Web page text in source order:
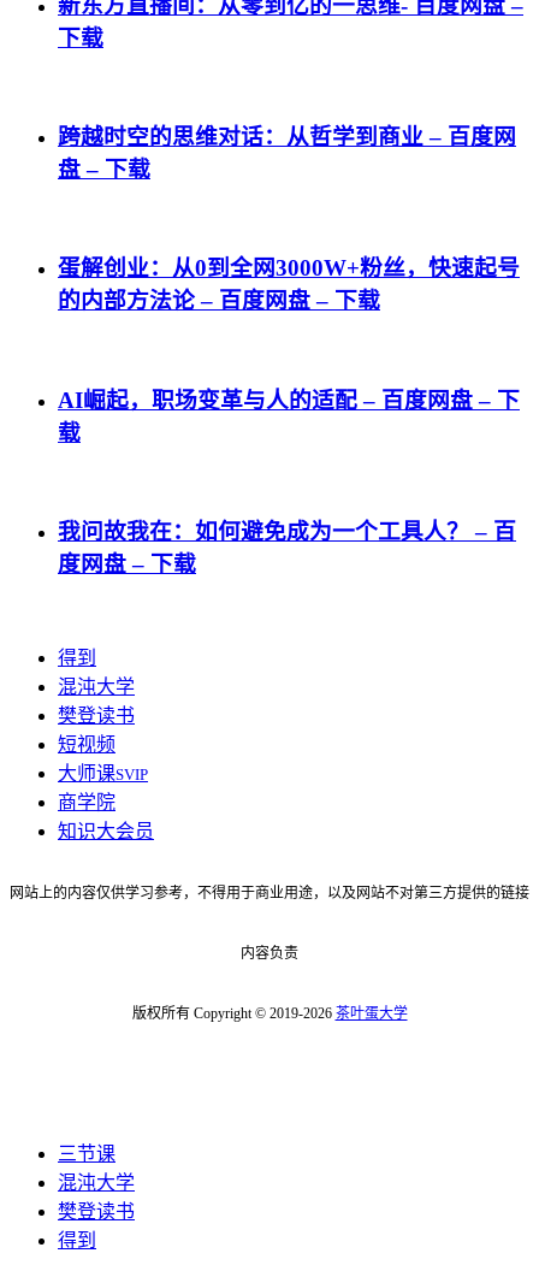
下载
跨越时空的思维对话：从哲学到商业 – 百度网
盘 – 下载
蛋解创业：从0到全网3000W+粉丝，快速起号
的内部方法论 – 百度网盘 – 下载
AI崛起，职场变革与人的适配 – 百度网盘 – 下
载
我问故我在：如何避免成为一个工具人？ – 百
度网盘 – 下载
得到
混沌大学
樊登读书
短视频
大师课SVIP
商学院
知识大会员
网站上的内容仅供学习参考，不得用于商业用途，以及网站不对第三方提供的链接
内容负责
版权所有 Copyright © 2019-2026 茶叶蛋大学
三节课
混沌大学
樊登读书
得到